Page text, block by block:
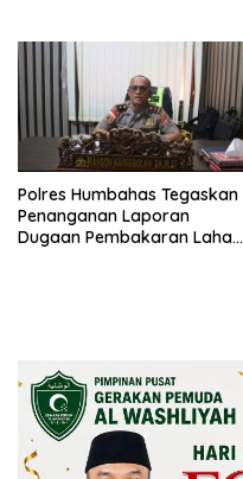
Polres Humbahas Tegaskan
Penanganan Laporan
Dugaan Pembakaran Lahan